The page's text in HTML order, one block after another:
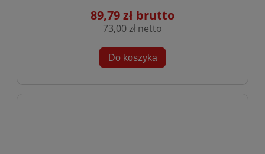
89,79 zł
73,00 zł
Do koszyka